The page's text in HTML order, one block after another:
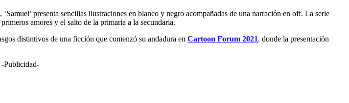
, ‘Samuel’ presenta sencillas ilustraciones en blanco y negro acompañadas de una narración en off. La serie
amores y el salto de la primaria a la secundaria.
distintivos de una ficción que comenzó su andadura en Cartoon Forum 2021, donde la presentación
-Publicidad-